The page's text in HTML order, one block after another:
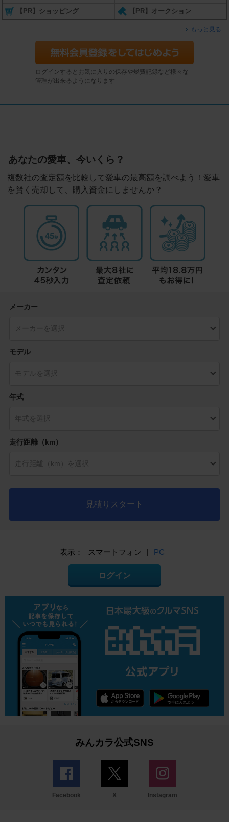
【PR】ショッピング 【PR】オークション
もっと見る
ログインするとお気に入りの保存や燃費記録など様々な
管理が出来るようになります
あなたの愛車、今いくら？
複数社の査定額を比較して愛車の最高額を調べよう！愛車
を賢く売却して、購入資金にしませんか？
メーカー
モデル
年式
走行距離（km）
見積りスタート
表示： スマートフォン | PC
ログイン
みんカラ公式SNS
Facebook X Instagram